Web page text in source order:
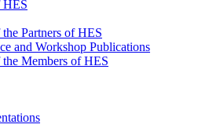
HES
Partners of HES
and Workshop Publications
Members of HES